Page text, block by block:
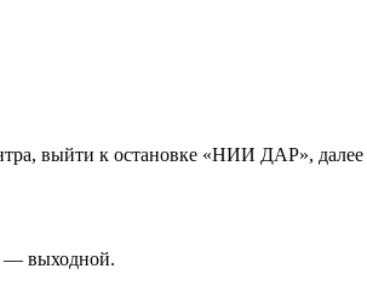
выйти к остановке «НИИ ДАР»,
— выходной.